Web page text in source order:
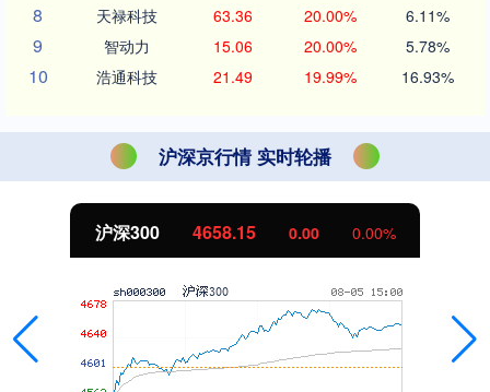
8 天禄科技 63.36 20.00% 6.11%
9 智动力 15.06 20.00% 5.78%
10 浩通科技 21.49 19.99% 16.93%
沪深京行情 实时轮播
北证50 1119.46 0.00 0.00%